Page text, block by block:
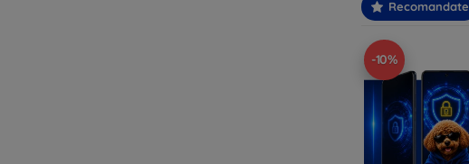
Recomandate
-10%